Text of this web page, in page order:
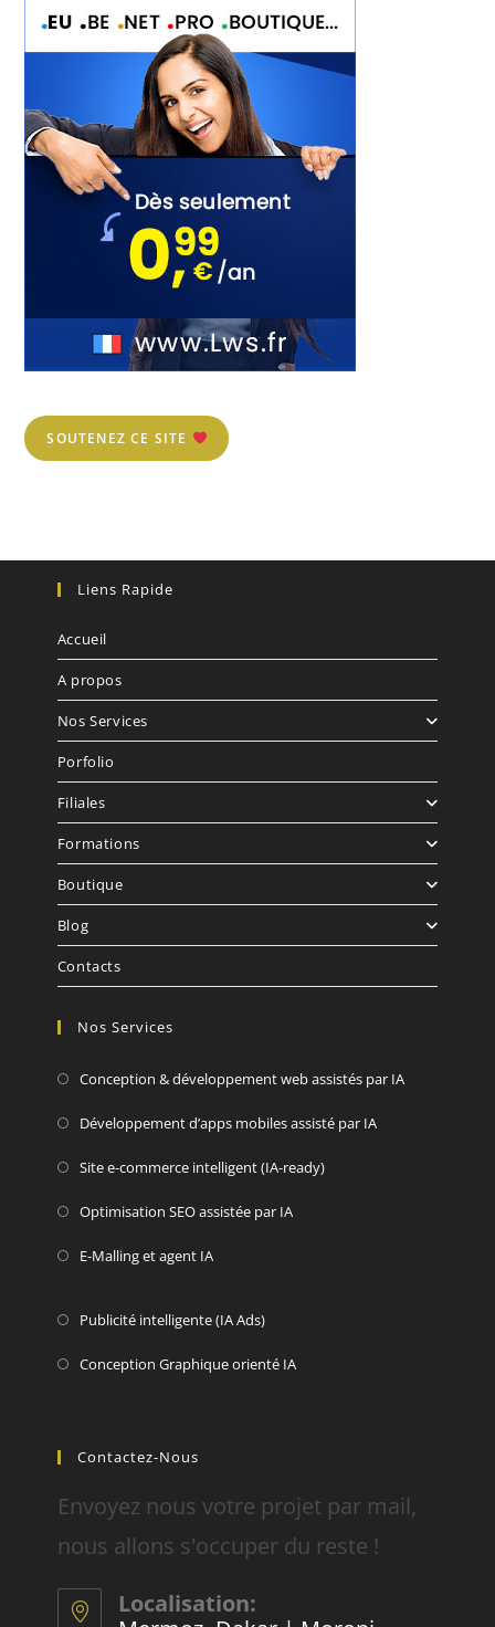
SOUTENEZ CE SITE
Liens Rapide
Accueil
A propos
Nos Services
Porfolio
Filiales
Formations
Boutique
Blog
Contacts
Nos Services
Conception & développement web assistés par IA
Développement d’apps mobiles assisté par IA
Site e-commerce intelligent (IA-ready)
Optimisation SEO assistée par IA
E-Malling et agent IA
Publicité intelligente (IA Ads)
Conception Graphique orienté IA
Contactez-Nous
Envoyez nous votre projet par mail,
nous allons s'occuper du reste !
Localisation: